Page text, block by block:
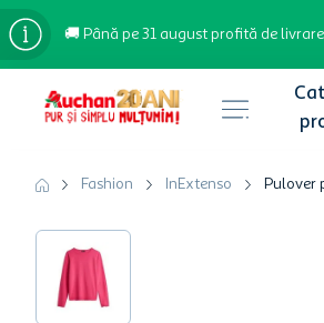
🚚 Până pe 31 august profită de
Fashion InExtenso Pulover